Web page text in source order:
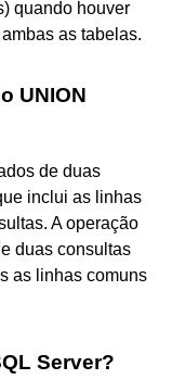
quando houver
as tabelas.
UNION
de duas
inclui as linhas
A operação
duas consultas
as linhas comuns
Server?